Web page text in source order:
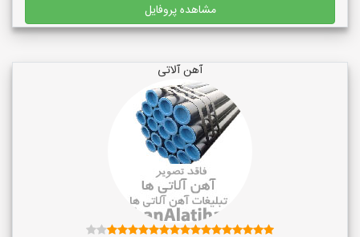
مشاهده پروفایل
آهن آلاتی